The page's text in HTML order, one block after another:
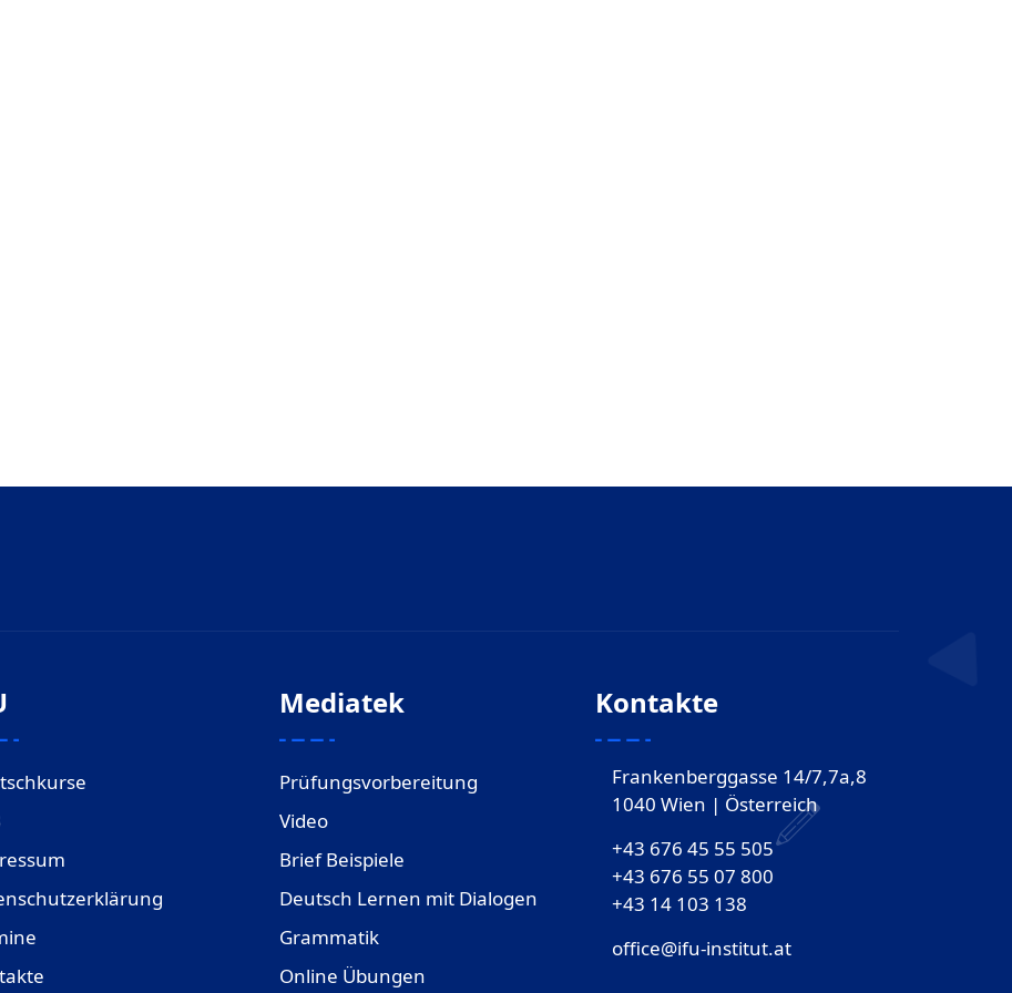
Mediatek
Prüfungsvorbereitung
Video
Brief Beispiele
Deutsch Lernen mit Dialogen
Grammatik
Online Übungen
Kontakte
Frankenberggasse 14/7,7a,8
1040 Wien | Österreich
+43 676 45 55 505
+43 676 55 07 800
‎+43 14 103 138
office@ifu-institut.at